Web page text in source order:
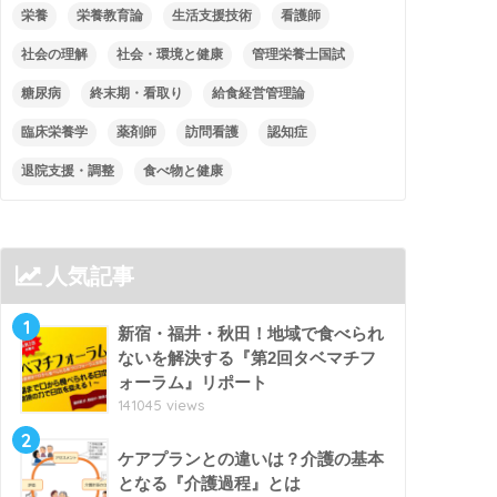
栄養 栄養教育論 生活支援技術 看護師
社会の理解 社会・環境と健康 管理栄養士国試
糖尿病 終末期・看取り 給食経営管理論
臨床栄養学 薬剤師 訪問看護 認知症
退院支援・調整 食べ物と健康
人気記事
1
新宿・福井・秋田！地域で食べられ
ないを解決する『第2回タベマチフ
ォーラム』リポート
141045 views
2
ケアプランとの違いは？介護の基本
となる『介護過程』とは